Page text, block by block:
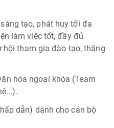
tạo, phát huy tối đa
làm việc tốt, đầy đủ
hội tham gia đào tạo, thăng
hóa ngoại khóa (Team
dẫn) dành cho cán bộ